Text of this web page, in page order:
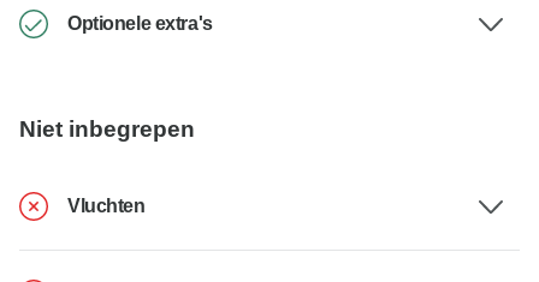
Optionele extra's
Niet inbegrepen
Vluchten